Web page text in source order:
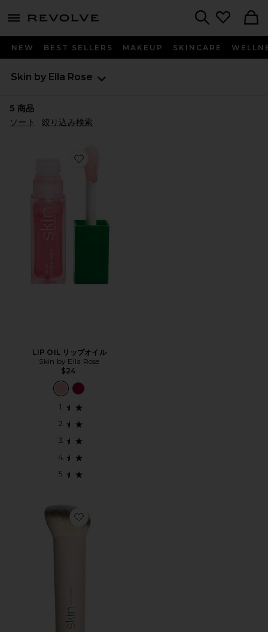
menu - shows more content
NEW BEST SELLERS MAKEUP SKINCARE
Skin by Ella Rose
5 商品
ソート
絞り込み検索
Favorite LIP OIL リップオイル
LIP OIL リップオイル
Skin by Ella Rose
$24
Favorite BRONZER BRUSH ブロンザーブラシ